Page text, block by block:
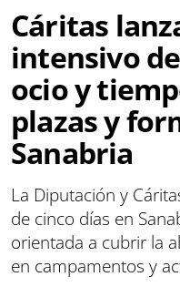
Cáritas
intensivo
ocio y
plazas y
Sanabria
La Diputación y
de cinco días en
orientada a cubrir la
en campamentos y